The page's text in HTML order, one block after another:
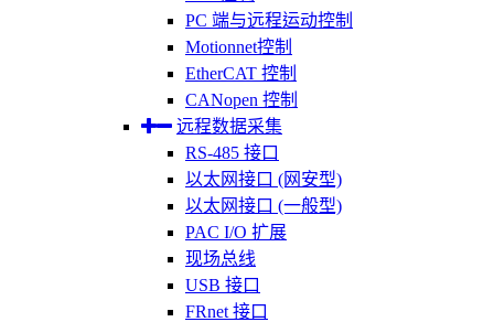
PC 端与远程运动控制
Motionnet控制
EtherCAT 控制
CANopen 控制
远程数据采集
RS-485 接口
以太网接口 (网安型)
以太网接口 (一般型)
PAC I/O 扩展
现场总线
USB 接口
FRnet 接口